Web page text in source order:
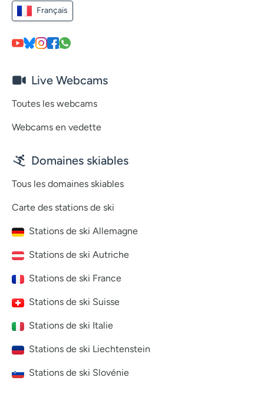
Français
Live Webcams
Toutes les webcams
Webcams en vedette
Domaines skiables
Tous les domaines skiables
Carte des stations de ski
Stations de ski Allemagne
Stations de ski Autriche
Stations de ski France
Stations de ski Suisse
Stations de ski Italie
Stations de ski Liechtenstein
Stations de ski Slovénie